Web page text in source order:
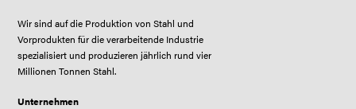
technischem Eisenoxid weiter. Als Zuschlagstoff
kommt es in der Zementindustrie zum Einsatz
und dient als Eisenträger in Gießereibetrieben.
Gase aus unserer Roheisen- und
Vorschriften eingehalten werden.
Wir sind auf die Produktion von Stahl und
Vorprodukten für die verarbeitende Industrie
spezialisiert und produzieren jährlich rund vier
Millionen Tonnen Stahl.
Unternehmen